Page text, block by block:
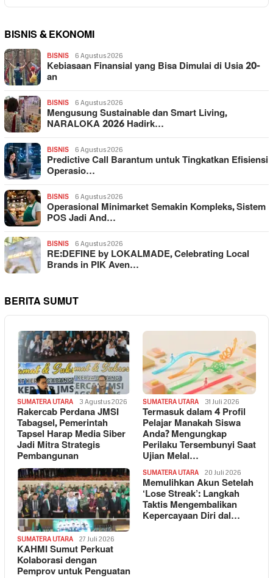
BISNIS & EKONOMI
BISNIS 6 Agustus 2026
Kebiasaan Finansial yang Bisa Dimulai di Usia 20-
an
BISNIS 6 Agustus 2026
Mengusung Sustainable dan Smart Living,
NARALOKA 2026 Hadirk…
BISNIS 6 Agustus 2026
Predictive Call Barantum untuk Tingkatkan Efisiensi
Operasio…
BISNIS 6 Agustus 2026
Operasional Minimarket Semakin Kompleks, Sistem
POS Jadi And…
BISNIS 6 Agustus 2026
RE:DEFINE by LOKALMADE, Celebrating Local
Brands in PIK Aven…
BERITA SUMUT
SUMATERA UTARA 3 Agustus 2026
Rakercab Perdana JMSI
Tabagsel, Pemerintah
Tapsel Harap Media Siber
Jadi Mitra Strategis
Pembangunan
SUMATERA UTARA 31 Juli 2026
Termasuk dalam 4 Profil
Pelajar Manakah Siswa
Anda? Mengungkap
Perilaku Tersembunyi Saat
Ujian Melal…
SUMATERA UTARA 27 Juli 2026
KAHMI Sumut Perkuat
Kolaborasi dengan
Pemprov untuk Penguatan
SUMATERA UTARA 20 Juli 2026
Memulihkan Akun Setelah
‘Lose Streak’: Langkah
Taktis Mengembalikan
Kepercayaan Diri dal…